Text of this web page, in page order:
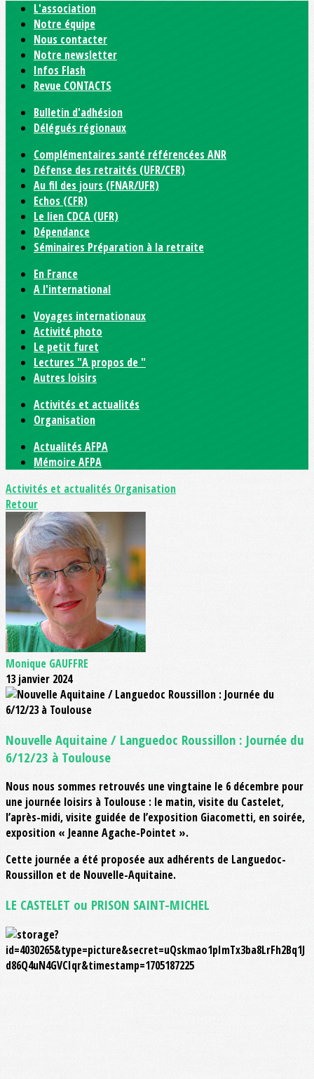
L'association
Notre équipe
Nous contacter
Notre newsletter
Infos Flash
Revue CONTACTS
Bulletin d'adhésion
Délégués régionaux
Complémentaires santé référencées ANR
Défense des retraités (UFR/CFR)
Au fil des jours (FNAR/UFR)
Echos (CFR)
Le lien CDCA (UFR)
Dépendance
Séminaires Préparation à la retraite
En France
A l'international
Voyages internationaux
Activité photo
Le petit furet
Lectures "A propos de "
Autres loisirs
Activités et actualités
Organisation
Actualités AFPA
Mémoire AFPA
Activités et actualités Organisation
Retour
Monique GAUFFRE
13 janvier 2024
Nouvelle Aquitaine / Languedoc Roussillon : Journée du
6/12/23 à Toulouse
Nous nous sommes retrouvés une vingtaine le 6 décembre pour
une journée loisirs à Toulouse : le matin, visite du Castelet,
l’après-midi, visite guidée de l’exposition Giacometti, en soirée,
exposition « Jeanne Agache-Pointet ».
Cette journée a été proposée aux adhérents de Languedoc-
Roussillon et de Nouvelle-Aquitaine.
LE CASTELET ou PRISON SAINT-MICHEL